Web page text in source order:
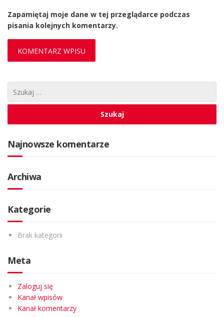
Zapamiętaj moje dane w tej przeglądarce podczas
pisania kolejnych komentarzy.
Najnowsze komentarze
Archiwa
Kategorie
Brak kategorii
Meta
Zaloguj się
Kanał wpisów
Kanał komentarzy